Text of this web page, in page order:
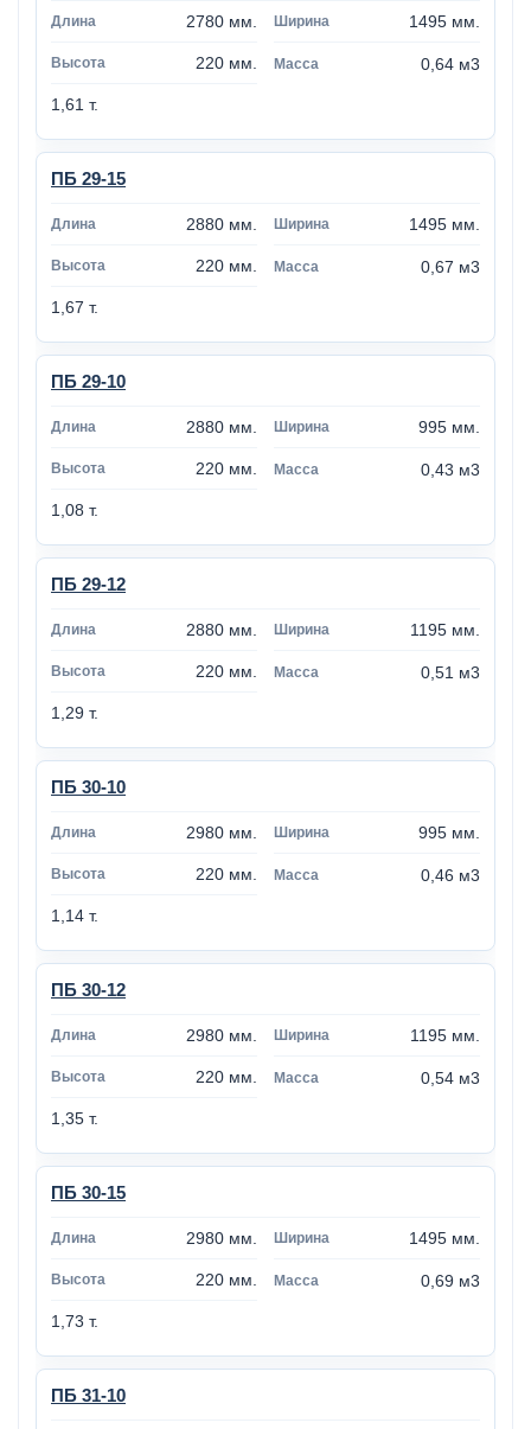
2780 мм. 1495 мм.
220 мм. 0,64 м3
1,61 т.
ПБ 29-15
2880 мм. 1495 мм.
220 мм. 0,67 м3
1,67 т.
ПБ 29-10
2880 мм. 995 мм.
220 мм. 0,43 м3
1,08 т.
ПБ 29-12
2880 мм. 1195 мм.
220 мм. 0,51 м3
1,29 т.
ПБ 30-10
2980 мм. 995 мм.
220 мм. 0,46 м3
1,14 т.
ПБ 30-12
2980 мм. 1195 мм.
220 мм. 0,54 м3
1,35 т.
ПБ 30-15
2980 мм. 1495 мм.
220 мм. 0,69 м3
1,73 т.
ПБ 31-10